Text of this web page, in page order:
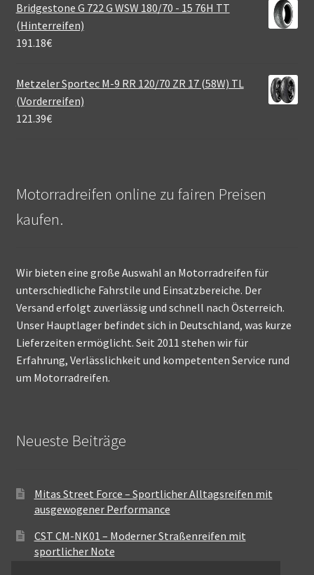
Bridgestone G 722 G WSW 180/70 - 15 76H TT
(Hinterreifen)
191.18€
Metzeler Sportec M-9 RR 120/70 ZR 17 (58W) TL
(Vorderreifen)
121.39€
Motorradreifen online zu fairen Preisen
kaufen.
Wir bieten eine große Auswahl an Motorradreifen für
unterschiedliche Fahrstile und Einsatzbereiche. Der
Versand erfolgt zuverlässig und schnell nach Österreich.
Unser Hauptlager befindet sich in Deutschland, was kurze
Lieferzeiten ermöglicht. Seit 2011 stehen wir für
Erfahrung, Verlässlichkeit und kompetenten Service rund
um Motorradreifen.
Neueste Beiträge
Mitas Street Force – Sportlicher Alltagsreifen mit
ausgewogener Performance
CST CM-NK01 – Moderner Straßenreifen mit
sportlicher Note